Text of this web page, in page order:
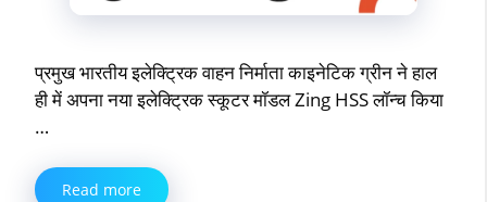
प्रमुख भारतीय इलेक्ट्रिक वाहन निर्माता काइनेटिक ग्रीन ने हाल
ही में अपना नया इलेक्ट्रिक स्कूटर मॉडल Zing HSS लॉन्च किया
…
Read more